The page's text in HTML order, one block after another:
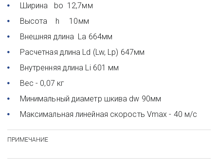
Ширина bo 12,7мм
Высота h 10мм
Внешняя длина La 664мм
Расчетная длина Ld (Lw, Lp) 647мм
Внутренняя длина Li 601 мм
Вес - 0,07 кг
Минимальный диаметр шкива dw 90мм
Максимальная линейная скорость Vmax - 40 м/c
ПРИМЕЧАНИЕ